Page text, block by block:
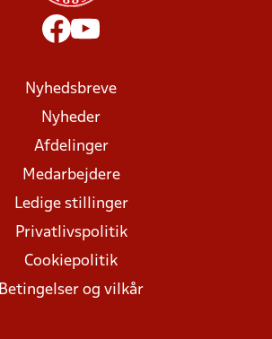
Nyhedsbreve
Nyheder
Afdelinger
Medarbejdere
Ledige stillinger
Privatlivspolitik
Cookiepolitik
Betingelser og vilkår